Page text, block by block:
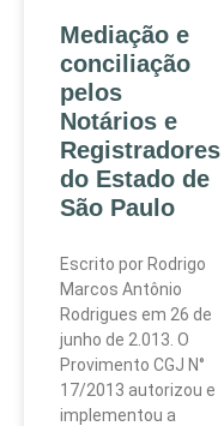
Mediação e
conciliação
pelos
Notários e
Registradores
do Estado de
São Paulo
Escrito por Rodrigo
Marcos Antônio
Rodrigues em 26 de
junho de 2.013. O
Provimento CGJ N°
17/2013 autorizou e
implementou a